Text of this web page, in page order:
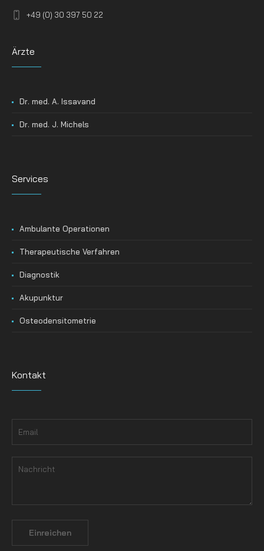
+49 (0) 30 397 50 22
Ärzte
Dr. med. A. Issavand
Dr. med. J. Michels
Services
Ambulante Operationen
Therapeutische Verfahren
Diagnostik
Akupunktur
Osteodensitometrie
Kontakt